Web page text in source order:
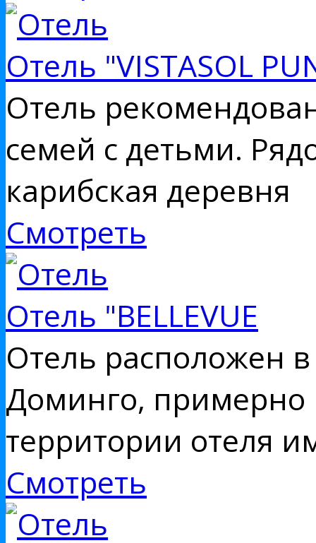
Отель "VISTASOL
Отель
семей с детьми.
карибская деревня
Смотреть
Отель "BELLEVUE
Отель расположен
Доминго, примерно
территории отеля
Смотреть